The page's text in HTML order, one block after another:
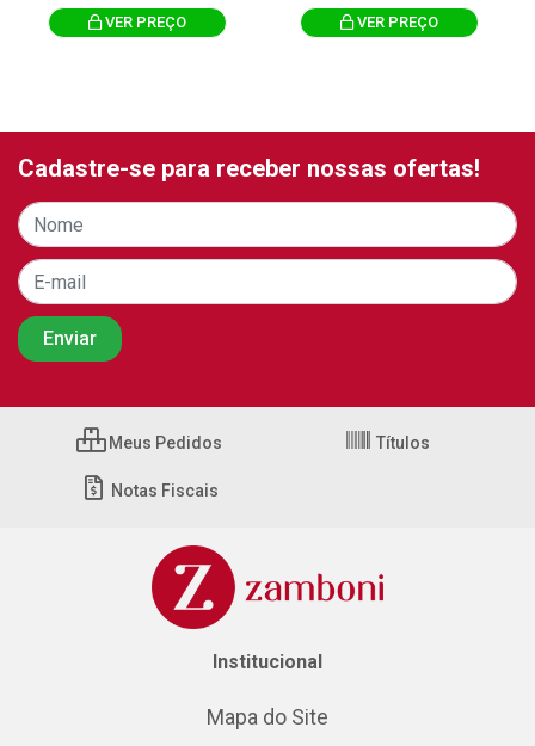
VER PREÇO VER PREÇO
Cadastre-se para receber nossas ofertas!
Meus Pedidos Títulos
Notas Fiscais
Institucional
Mapa do Site